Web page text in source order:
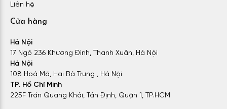
Liên hệ
Cửa hàng
Hà Nội
17 Ngõ 236 Khương Đình, Thanh Xuân, Hà Nội
Hà Nội
108 Hoà Mã, Hai Bà Trưng , Hà Nội
TP. Hồ Chí Minh
225F Trần Quang Khải, Tân Định, Quận 1, TP.HCM